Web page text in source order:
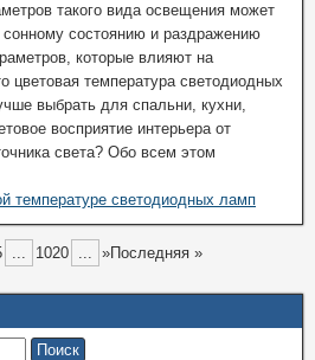
такого вида освещения может
сонному состоянию и раздражению
которые влияют на
цветовая температура светодиодных
выбрать для спальни, кухни,
восприятие интерьера от
света? Обо всем этом
температуре светодиодных ламп
... 1020 ... »Последняя »